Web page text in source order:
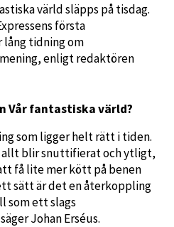
värld släpps på tisdag.
första
lång tidning om
enligt redaktören
Vår fantastiska värld?
som ligger helt rätt i tiden.
allt blir snuttifierat och ytligt,
få lite mer kött på benen
sätt är det en återkoppling
som ett slags
Johan Erséus.